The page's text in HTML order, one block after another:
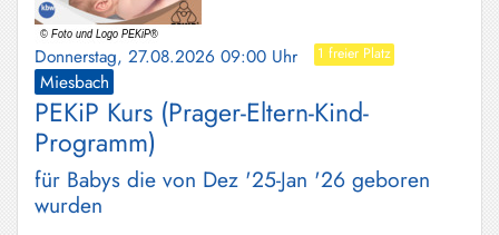
Donnerstag, 27.08.2026 09:00 Uhr 1 freier Platz
Miesbach
PEKiP Kurs (Prager-Eltern-Kind-
Programm)
für Babys die von Dez '25-Jan '26 geboren
wurden